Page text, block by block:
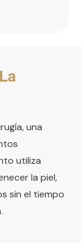
La
una
utiliza
la piel,
sin el tiempo